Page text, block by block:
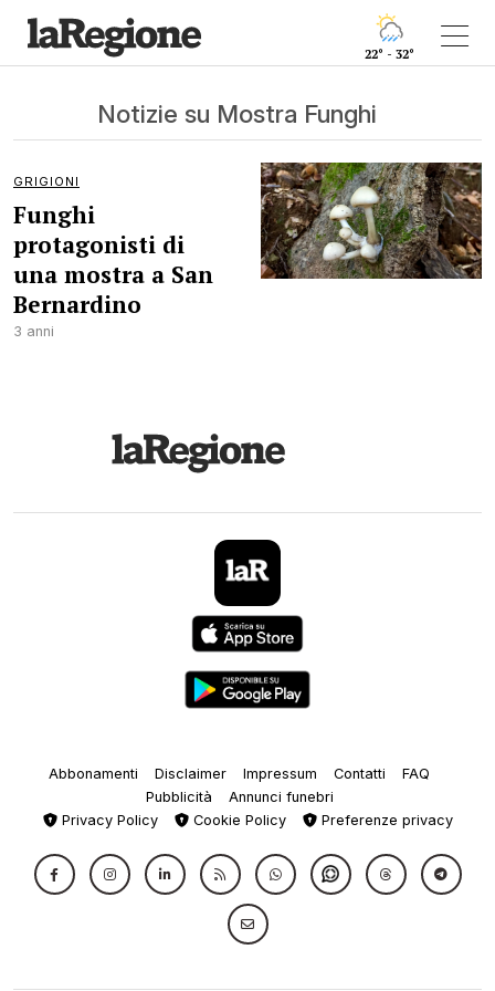
22° - 32°
Notizie su Mostra Funghi
GRIGIONI
Funghi
protagonisti di
una mostra a San
Bernardino
3 anni
Abbonamenti Disclaimer Impressum Contatti
FAQ
Pubblicità
Annunci funebri
Privacy Policy
Cookie Policy Preferenze privacy